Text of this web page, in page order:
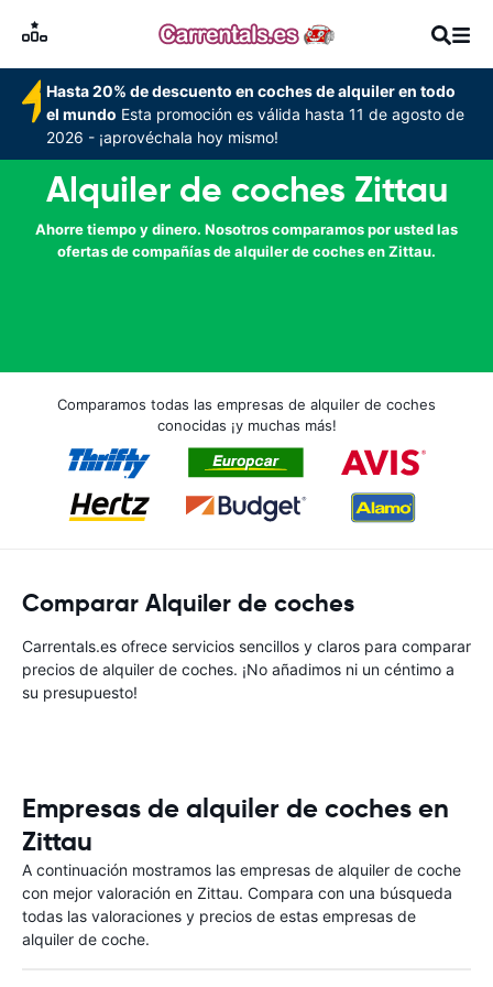
Hasta 20% de descuento en coches de alquiler en todo
el mundo Esta promoción es válida hasta 11 de agosto de
2026 - ¡aprovéchala hoy mismo!
Alquiler de coches Zittau
Ahorre tiempo y dinero. Nosotros comparamos por usted las
ofertas de compañías de alquiler de coches en Zittau.
Comparamos todas las empresas de alquiler de coches
conocidas ¡y muchas más!
Comparar Alquiler de coches
Carrentals.es ofrece servicios sencillos y claros para comparar
precios de alquiler de coches. ¡No añadimos ni un céntimo a
su presupuesto!
Empresas de alquiler de coches en
Zittau
A continuación mostramos las empresas de alquiler de coche
con mejor valoración en Zittau. Compara con una búsqueda
todas las valoraciones y precios de estas empresas de
alquiler de coche.